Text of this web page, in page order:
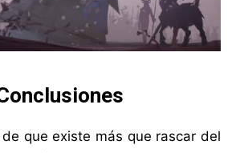
que existe más que rascar del